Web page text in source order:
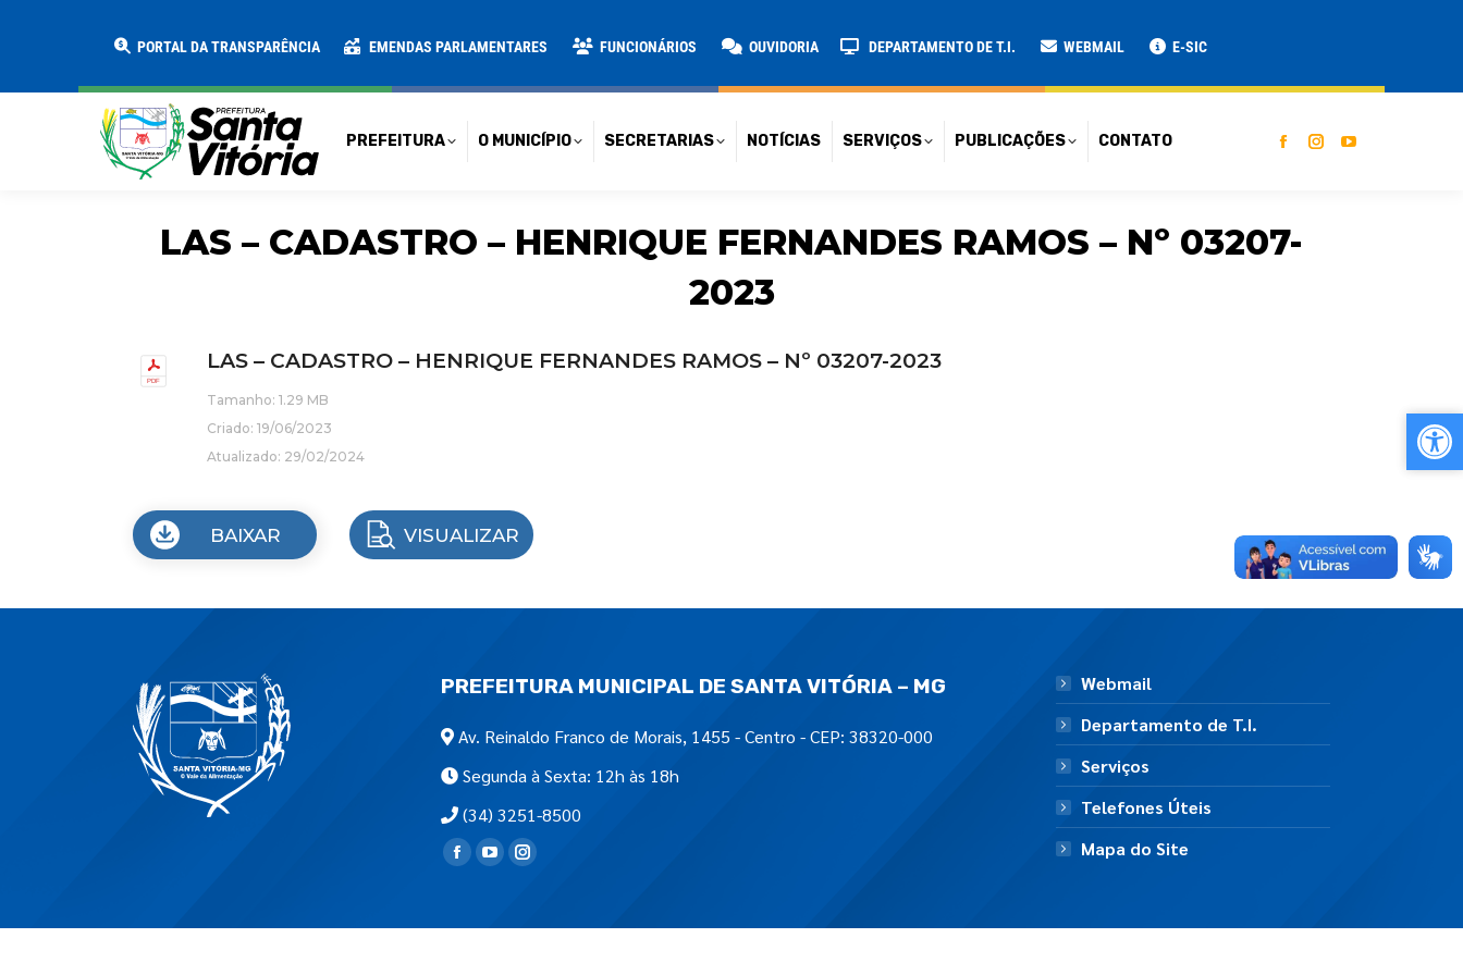
PORTAL DA TRANSPARÊNCIA EMENDAS PARLAMENTARES FUNCIONÁRIOS OUVIDORIA DEPARTAMENTO DE T.I. WEBMAIL E-SIC
PREFEITURA O MUNICÍPIO SECRETARIAS NOTÍCIAS SERVIÇOS PUBLICAÇÕES CONTATO
LAS – CADASTRO – HENRIQUE FERNANDES RAMOS – Nº 03207-
2023
LAS – CADASTRO – HENRIQUE FERNANDES RAMOS – Nº 03207-2023
Tamanho: 1.29 MB
Criado: 19/06/2023
Atualizado: 29/02/2024
BAIXAR VISUALIZAR
PREFEITURA MUNICIPAL DE SANTA VITÓRIA – MG
Av. Reinaldo Franco de Morais, 1455 - Centro - CEP: 38320-000
Segunda à Sexta: 12h às 18h
(34) 3251-8500
Encontre-nos em:
Webmail
Departamento de T.I.
Serviços
Telefones Úteis
Mapa do Site